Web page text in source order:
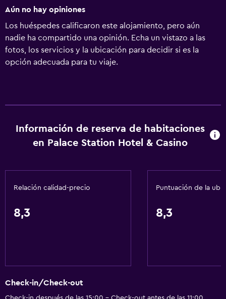
Aún no hay opiniones
Los huéspedes calificaron este alojamiento, pero aún
nadie ha compartido una opinión. Echa un vistazo a las
fotos, los servicios y la ubicación para decidir si es la
opción adecuada para tu viaje.
Información de reserva de habitaciones
en Palace Station Hotel & Casino
Relación calidad-precio
8,3
Puntuación de la
8,3
Check-in/Check-out